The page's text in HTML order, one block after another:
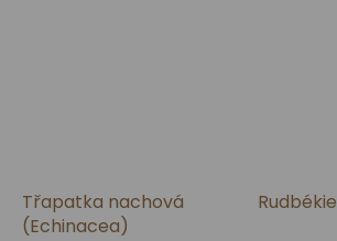
Třapatka nachová
(Echinacea)
Rudbékie